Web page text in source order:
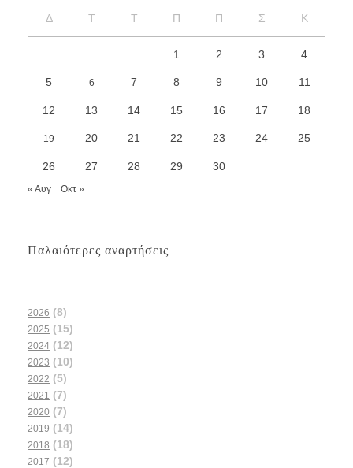
Δ Τ Τ Π Π Σ Κ
1 2 3 4
5 6 7 8 9 10 11
12 13 14 15 16 17 18
19 20 21 22 23 24 25
26 27 28 29 30
« Αυγ Οκτ »
Παλαιότερες αναρτήσεις...
2026 (8)
2025 (15)
2024 (12)
2023 (10)
2022 (5)
2021 (7)
2020 (7)
2019 (14)
2018 (18)
2017 (12)